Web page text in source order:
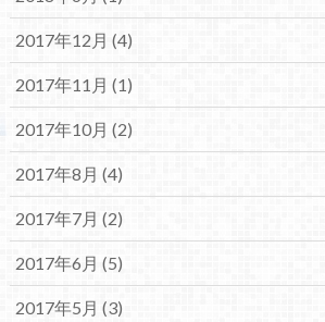
2017年12月 (4)
2017年11月 (1)
2017年10月 (2)
2017年8月 (4)
2017年7月 (2)
2017年6月 (5)
2017年5月 (3)